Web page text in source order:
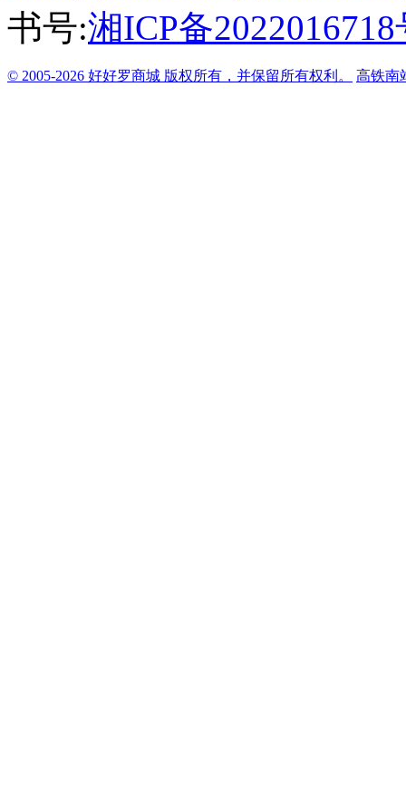
书号:湘ICP备2022016718
© 2005-2026 好好罗商城 版权所有，并保留所有权利。 高铁南